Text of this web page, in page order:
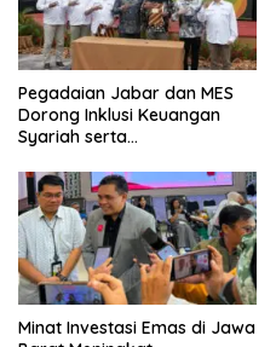
Pegadaian Jabar dan MES
Dorong Inklusi Keuangan
Syariah serta
Minat Investasi Emas di Jawa